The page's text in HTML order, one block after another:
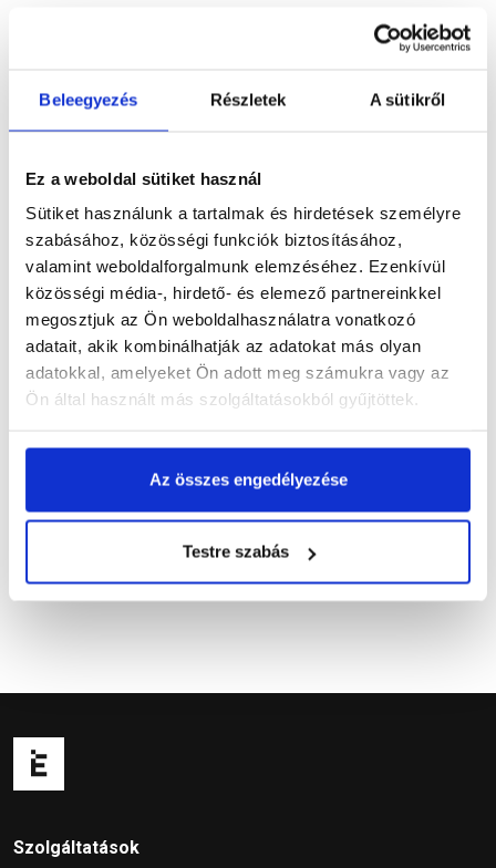
Beleegyezés Részletek A sütikről
Ez a weboldal sütiket használ
Sütiket használunk a tartalmak és hirdetések személyre
szabásához, közösségi funkciók biztosításához,
valamint weboldalforgalmunk elemzéséhez. Ezenkívül
közösségi média-, hirdető- és elemező partnereinkkel
megosztjuk az Ön weboldalhasználatra vonatkozó
adatait, akik kombinálhatják az adatokat más olyan
adatokkal, amelyeket Ön adott meg számukra vagy az
Ön által használt más szolgáltatásokból gyűjtöttek.
Az összes engedélyezése
Testre szabás
Dokumentumok(1)
Vásárlói vélemények
Kérdések és válaszok(2)
Szolgáltatások